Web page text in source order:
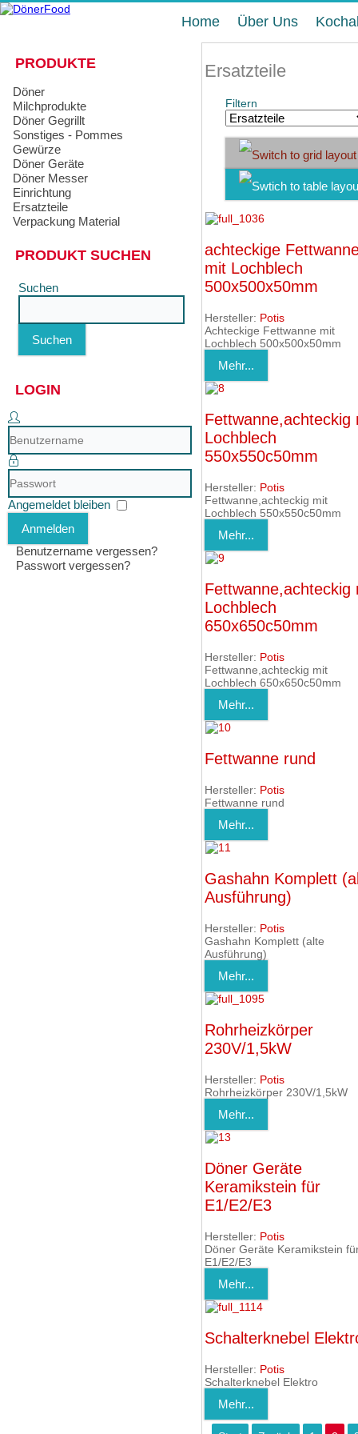
Home Über Uns
PRODUKTE
Döner
Milchprodukte
Döner Gegrillt
Sonstiges - Pommes
Gewürze
Döner Geräte
Döner Messer
Einrichtung
Ersatzteile
Verpackung Material
PRODUKT SUCHEN
Suchen
Suchen
LOGIN
Angemeldet bleiben
Anmelden
Benutzername vergessen?
Passwort vergessen?
Ersatzteile
Filtern
achteckige
mit Lochblech
500x500x50mm
Hersteller: Potis
Achteckige Fettwanne mit
Lochblech 500x500x50mm
Mehr...
Fettwanne,achteckig
Lochblech
550x550c50mm
Hersteller: Potis
Fettwanne,achteckig mit
Lochblech 550x550c50mm
Mehr...
Fettwanne,achteckig
Lochblech
650x650c50mm
Hersteller: Potis
Fettwanne,achteckig mit
Lochblech 650x650c50mm
Mehr...
Fettwanne rund
Hersteller: Potis
Fettwanne rund
Mehr...
Gashahn Komplett
Ausführung)
Hersteller: Potis
Gashahn Komplett (alte
Ausführung)
Mehr...
Rohrheizkörper
230V/1,5kW
Hersteller: Potis
Rohrheizkörper 230V/1,5kW
Mehr...
Döner Geräte
Keramikstein für
E1/E2/E3
Hersteller: Potis
Döner Geräte Keramikstein
E1/E2/E3
Mehr...
Schalterknebel
Hersteller: Potis
Schalterknebel Elektro
Mehr...